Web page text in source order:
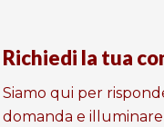
Richiedi la tua
Siamo qui per
domanda e